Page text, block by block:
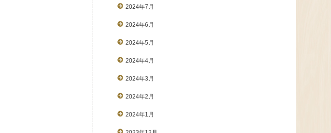
2024年7月
2024年6月
2024年5月
2024年4月
2024年3月
2024年2月
2024年1月